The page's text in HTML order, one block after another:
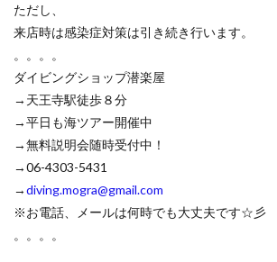
ただし、
来店時は感染症対策は引き続き行います。
。。。。
ダイビングショップ潜楽屋
→天王寺駅徒歩８分
→平日も海ツアー開催中
→無料説明会随時受付中！
→06-4303-5431
→diving.mogra@gmail.com
※お電話、メールは何時でも大丈夫です☆彡
。。。。